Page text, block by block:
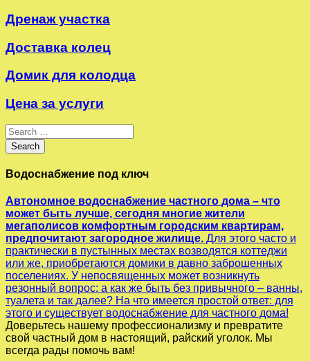
Дренаж участка
Доставка колец
Домик для колодца
Цена за услуги
Search
for:
Search
Водоснабжение под ключ
Автономное водоснабжение частного дома – что
может быть лучше, сегодня многие жители
мегаполисов комфортным городским квартирам,
предпочитают загородное жилище. Для этого часто и
практически в пустынных местах возводятся коттеджи
или же, приобретаются домики в давно заброшенных
поселениях. У непосвященных может возникнуть
резонный вопрос: а как же быть без привычного – ванны,
туалета и так далее? На что имеется простой ответ: для
этого и существует водоснабжение для частного дома!
Доверьтесь нашему профессионализму и превратите
свой частный дом в настоящий, райский уголок. Мы
всегда рады помочь вам!